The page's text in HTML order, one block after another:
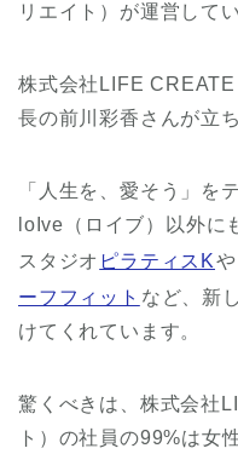
リエイト）が運営して
株式会社LIFE
長の前川彩香さんが立
「人生を、愛そう」を
loIve（ロイブ）以外に
スタジオ ピラティスK
ーフフィット など、新
けてくれています。
驚くべきは、株式会社
ト）の社員の99%は女